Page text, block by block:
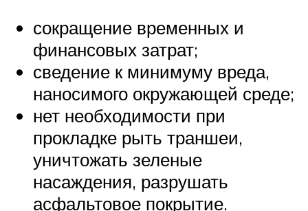
сокращение временных и
финансовых затрат;
сведение к минимуму вреда,
наносимого окружающей среде;
нет необходимости при
прокладке рыть траншеи,
уничтожать зеленые
насаждения, разрушать
асфальтовое покрытие.